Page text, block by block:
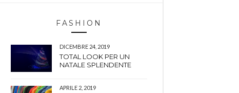
FASHION
DICEMBRE 24, 2019
TOTAL LOOK PER UN
NATALE SPLENDENTE
APRILE 2, 2019